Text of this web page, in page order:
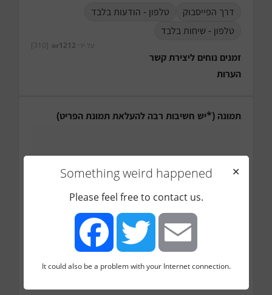
דרך הפייסבוק
טלפון - הודעות בלבד
טלפון - שיחות בלבד
על ידי or1212
[310]
זמנים נוחים ליצירת קשר
הערות
תמונה (*יש חשיבות רבה להעלאת תמונת הפריט)
Something weird happened
✕
Please feel free to contact us.
FacebookTwitter Email
It could also be a problem with your Internet connection.